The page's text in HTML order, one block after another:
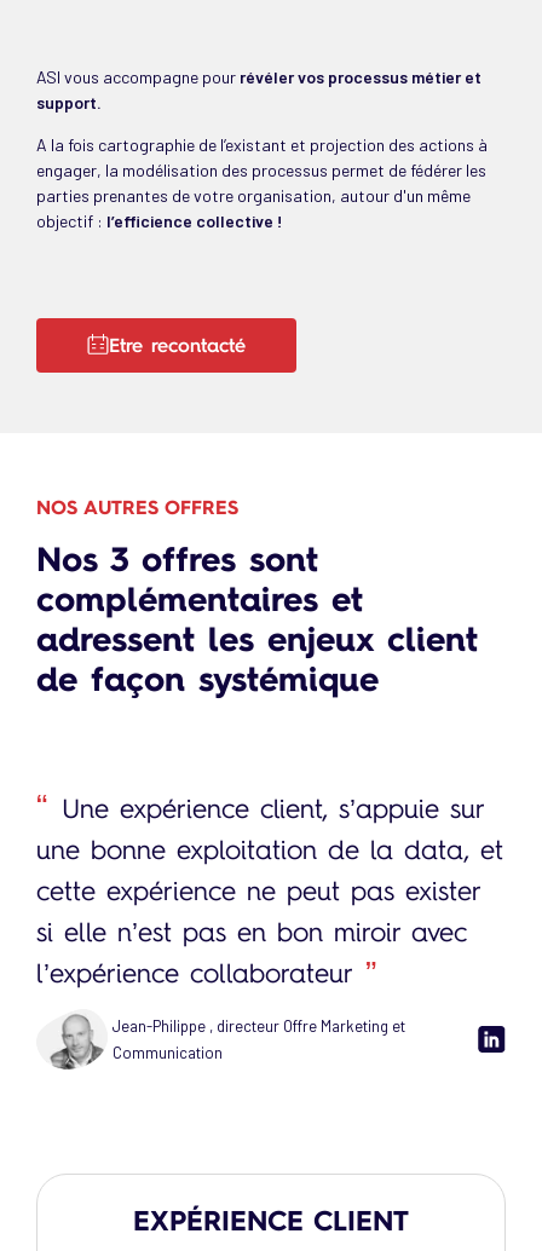
ASI vous accompagne pour révéler vos processus métier et
support.
A la fois cartographie de l’existant et projection des actions à
engager, la modélisation des processus permet de fédérer les
parties prenantes de votre organisation, autour d'un même
objectif : l’efficience collective !
Etre recontacté
NOS AUTRES OFFRES
Nos 3 offres sont
complémentaires et
adressent les enjeux client
de façon systémique
Une expérience client, s’appuie sur
une bonne exploitation de la data, et
cette expérience ne peut pas exister
si elle n’est pas en bon miroir avec
l’expérience collaborateur
Jean-Philippe , directeur Offre Marketing et
Communication
EXPÉRIENCE CLIENT